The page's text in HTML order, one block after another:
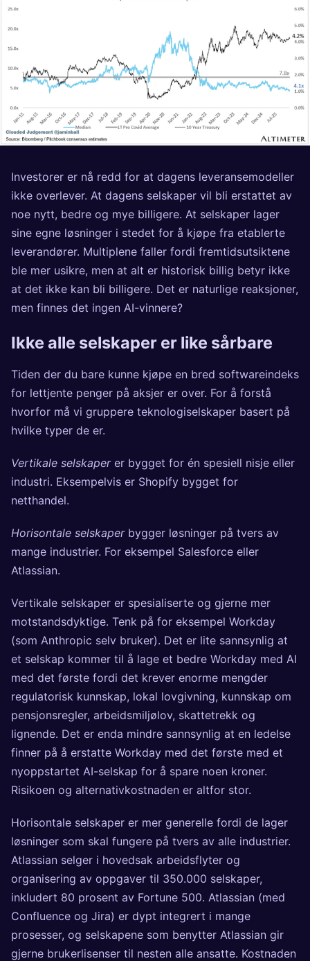
Investorer er nå redd for at dagens leveransemodeller
ikke overlever. At dagens selskaper vil bli erstattet av
noe nytt, bedre og mye billigere. At selskaper lager
sine egne løsninger i stedet for å kjøpe fra etablerte
leverandører. Multiplene faller fordi fremtidsutsiktene
ble mer usikre, men at alt er historisk billig betyr ikke
at det ikke kan bli billigere. Det er naturlige reaksjoner,
men finnes det ingen AI-vinnere?
Ikke alle selskaper er like sårbare
Tiden der du bare kunne kjøpe en bred softwareindeks
for lettjente penger på aksjer er over. For å forstå
hvorfor må vi gruppere teknologiselskaper basert på
hvilke typer de er.
Vertikale selskaper er bygget for én spesiell nisje eller
industri. Eksempelvis er Shopify bygget for
netthandel.
Horisontale selskaper bygger løsninger på tvers av
mange industrier. For eksempel Salesforce eller
Atlassian.
Vertikale selskaper er spesialiserte og gjerne mer
motstandsdyktige. Tenk på for eksempel Workday
(som Anthropic selv bruker). Det er lite sannsynlig at
et selskap kommer til å lage et bedre Workday med AI
med det første fordi det krever enorme mengder
regulatorisk kunnskap, lokal lovgivning, kunnskap om
pensjonsregler, arbeidsmiljølov, skattetrekk og
lignende. Det er enda mindre sannsynlig at en ledelse
finner på å erstatte Workday med det første med et
nyoppstartet AI-selskap for å spare noen kroner.
Risikoen og alternativkostnaden er altfor stor.
Horisontale selskaper er mer generelle fordi de lager
løsninger som skal fungere på tvers av alle industrier.
Atlassian selger i hovedsak arbeidsflyter og
organisering av oppgaver til 350.000 selskaper,
inkludert 80 prosent av Fortune 500. Atlassian (med
Confluence og Jira) er dypt integrert i mange
prosesser, og selskapene som benytter Atlassian gir
gjerne brukerlisenser til nesten alle ansatte. Kostnaden